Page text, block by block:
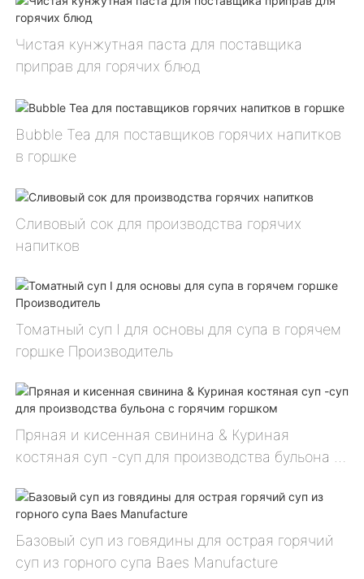
Чистая кунжутная паста для поставщика
приправ для горячих блюд
Bubble Tea для поставщиков горячих напитков
в горшке
Сливовый сок для производства горячих
напитков
Томатный суп Ⅰ для основы для супа в горячем
горшке Производитель
Пряная и кисенная свинина & Куриная
костяная суп -суп для производства бульона с
Базовый суп из говядины для острая горячий
суп из горного супа Baes Manufacture